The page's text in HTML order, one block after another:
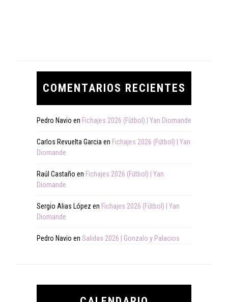
COMENTARIOS RECIENTES
Pedro Navio en Fichajes 2026 (Fútbol) | Yan Diomande
Carlos Revuelta Garcia en Fichajes 2026 (Fútbol) | Yan
Diomande
Raúl Castaño en Fichajes 2026 (Fútbol) | Yan
Diomande
Sergio Alias López en Fichajes 2026 (Fútbol) | Yan
Diomande
Pedro Navio en Salidas 2026 | Gonzalo y Palacios